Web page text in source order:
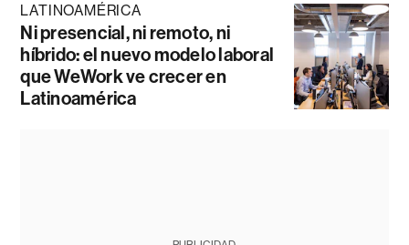
LATINOAMÉRICA
Ni presencial, ni remoto, ni
híbrido: el nuevo modelo laboral
que WeWork ve crecer en
Latinoamérica